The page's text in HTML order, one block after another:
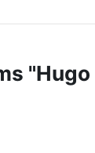
"Hugo